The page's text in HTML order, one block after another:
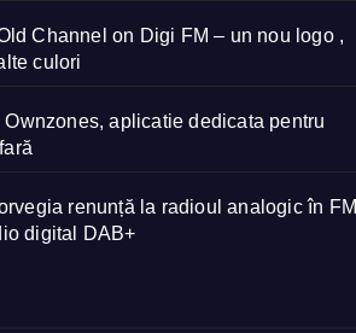
Channel on Digi FM – un nou logo ,
culori
Ownzones, aplicatie dedicata pentru
renunță la radioul analogic în FM
digital DAB+